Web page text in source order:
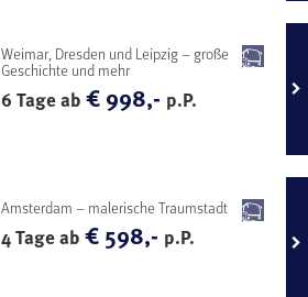
Weimar, Dresden und Leipzig – große
Geschichte und mehr
6 Tage ab€ 998,- p.P.
Amsterdam – malerische Traumstadt
4 Tage ab€ 598,- p.P.